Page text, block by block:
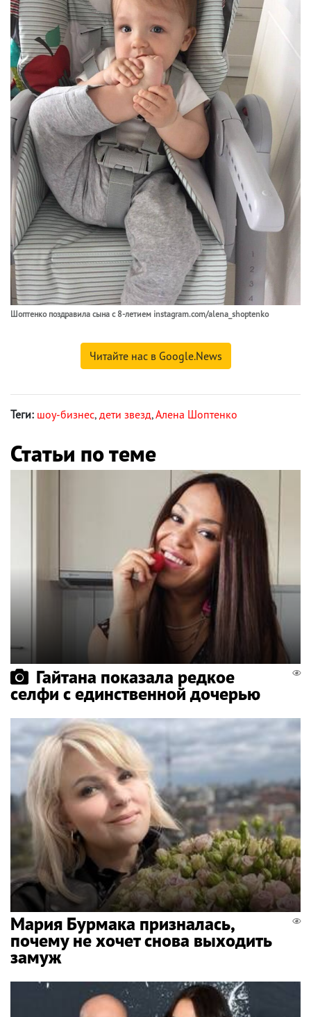
Шоптенко поздравила сына с 8-летием instagram.com/alena_shoptenko
Читайте нас в Google.News
Теги: шоу-бизнес, дети звезд,Алена Шоптенко
Статьи по теме
Гайтана показала редкое
селфи с единственной дочерью
Мария Бурмака призналась,
почему не хочет снова выходить
замуж